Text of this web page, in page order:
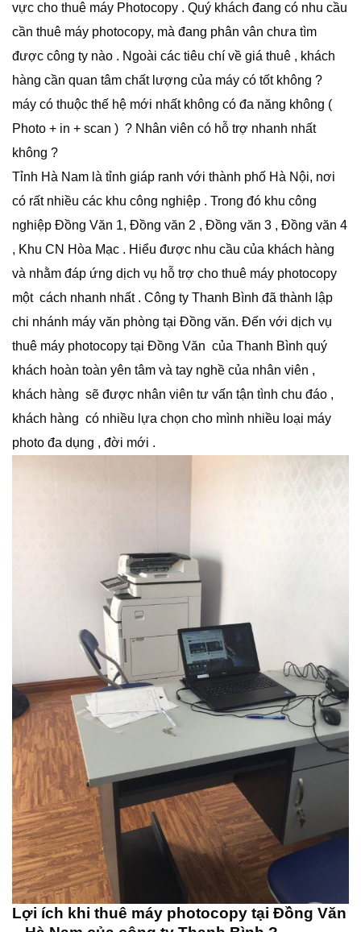
vực cho thuê máy Photocopy . Quý khách đang có nhu cầu
cần thuê máy photocopy, mà đang phân vân chưa tìm
được công ty nào . Ngoài các tiêu chí về giá thuê , khách
hàng cần quan tâm chất lượng của máy có tốt không ?
máy có thuộc thế hệ mới nhất không có đa năng không (
Photo + in + scan ) ? Nhân viên có hỗ trợ nhanh nhất
không ?
Tỉnh Hà Nam là tỉnh giáp ranh với thành phố Hà Nội, nơi
có rất nhiều các khu công nghiệp . Trong đó khu công
nghiệp Đồng Văn 1, Đồng văn 2 , Đồng văn 3 , Đồng văn 4
, Khu CN Hòa Mạc . Hiểu được nhu cầu của khách hàng
và nhằm đáp ứng dịch vụ hỗ trợ cho thuê máy photocopy
một cách nhanh nhất . Công ty Thanh Bình đã thành lập
chi nhánh máy văn phòng tại Đồng văn. Đến với dịch vụ
thuê máy photocopy tại Đồng Văn của Thanh Bình quý
khách hoàn toàn yên tâm và tay nghề của nhân viên ,
khách hàng sẽ được nhân viên tư vấn tận tình chu đáo ,
khách hàng có nhiều lựa chọn cho mình nhiều loại máy
photo đa dụng , đời mới .
Lợi ích khi thuê máy photocopy tại Đồng Văn